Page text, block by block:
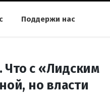
Поддержи нас
Что с «Лидским
но власти